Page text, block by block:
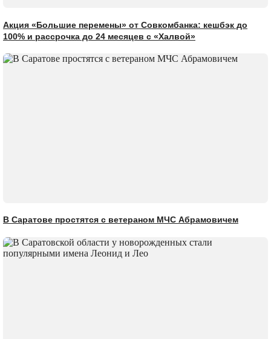
Акция «Большие перемены» от Совкомбанка: кешбэк до
100% и рассрочка до 24 месяцев с «Халвой»
В Саратове простятся с ветераном МЧС Абрамовичем